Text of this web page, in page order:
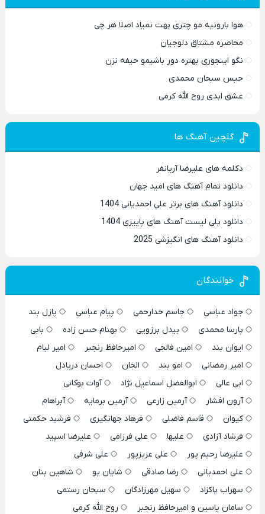
هوا بارونیه مو چتری بهت نمیاد اصلا هر چی
محاصره مشتاق دلوجیان
نگو اینجوری بهتره دور باشیمو حیفه نزن
حبس سبحان محمدی
عشق ابدی روح الله کرمی
گلچین آهنگ ها
دکلمه های علیرضا آریانفر
دانلود تمام آهنگ های امید جهان
دانلود آهنگ های برتر علی احمدیانی 1404
دانلود پلی لیست آهنگ های پاییزی 1404
دانلود آهنگ های انگیزشی 2025
خوانندگان
جواد عباسی جاسم خدارحمی پیام عباسی
پازل بند
پارسا محمدی
بیدل برزویی بهنام حسن زاده
بابی
ایوان بند
امین فالجی امیرحافظ رنجبر
امیر لیام
امیر رمضانی
امو بند الجان
احسان دریادل
ابی عالی
ابوالفضل اسماعیل نژاد
آوات بوکانی
آرون افشار
آرمین زارعی آرمین برمایه
آبراهام
کیوان
قاسم فاضلی فرهاد جهانگیری
فرشید حکمتی
فرشاد آزادی
علیها علی فرزامی
علیرضا اسپید
علیرضا رحیم پور
علی عزیزپور
علی شرفی
علی احمدیانی
رضا صادقی شایان یو
شاهین بنان
سهراب پاکزاد
سهیل مهرزادگان
سبحان رستمی
سامان یاسین و امیرحافظ رنجبر
روح الله کرمی